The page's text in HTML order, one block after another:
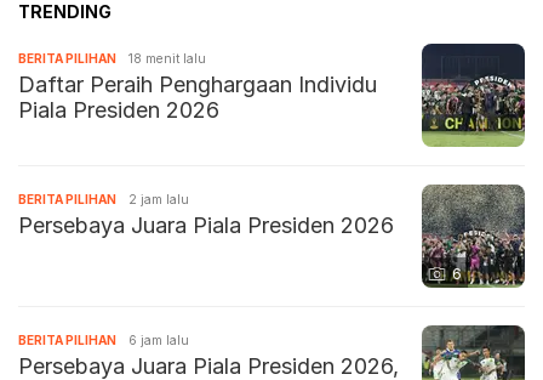
TRENDING
BERITA PILIHAN 18 menit lalu
Daftar Peraih Penghargaan Individu
Piala Presiden 2026
6
BERITA PILIHAN 2 jam lalu
Persebaya Juara Piala Presiden 2026
BERITA PILIHAN 6 jam lalu
Persebaya Juara Piala Presiden 2026,